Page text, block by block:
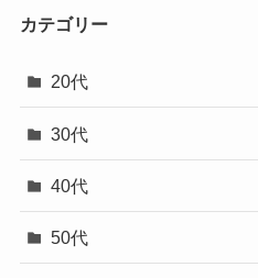
カテゴリー
20代
30代
40代
50代